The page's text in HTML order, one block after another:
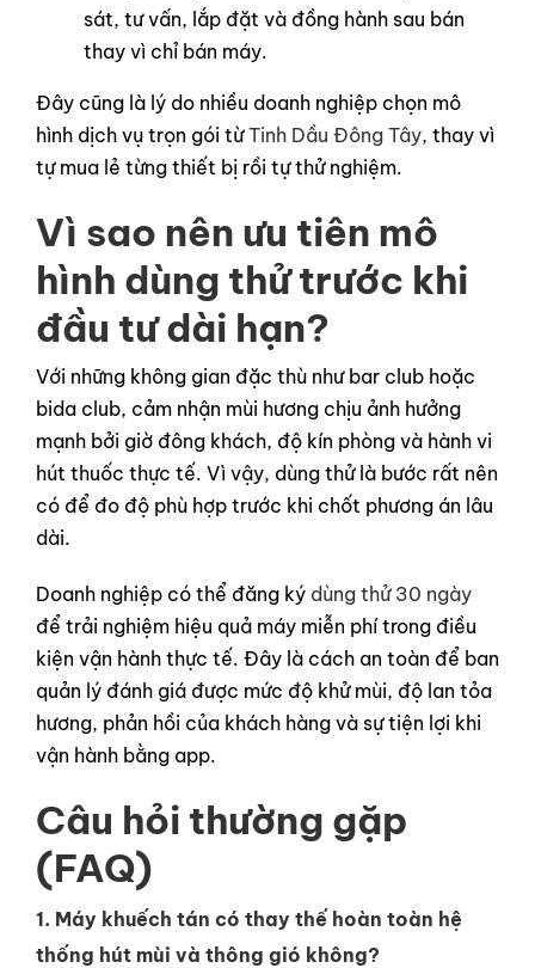
sát, tư vấn, lắp đặt và đồng hành sau bán
thay vì chỉ bán máy.
Đây cũng là lý do nhiều doanh nghiệp chọn mô
hình dịch vụ trọn gói từTinh Dầu Đông Tây, thay vì
tự mua lẻ từng thiết bị rồi tự thử nghiệm.
Vì sao nên ưu tiên mô
hình dùng thử trước khi
đầu tư dài hạn?
Với những không gian đặc thù như bar club hoặc
bida club, cảm nhận mùi hương chịu ảnh hưởng
mạnh bởi giờ đông khách, độ kín phòng và hành vi
hút thuốc thực tế. Vì vậy, dùng thử là bước rất nên
có để đo độ phù hợp trước khi chốt phương án lâu
dài.
Doanh nghiệp có thể đăng ký dùng thử 30 ngày
để trải nghiệm hiệu quả máy miễn phí trong điều
kiện vận hành thực tế. Đây là cách an toàn để ban
quản lý đánh giá được mức độ khử mùi, độ lan tỏa
hương, phản hồi của khách hàng và sự tiện lợi khi
vận hành bằng app.
Câu hỏi thường gặp
(FAQ)
1. Máy khuếch tán có thay thế hoàn toàn hệ
thống hút mùi và thông gió không?